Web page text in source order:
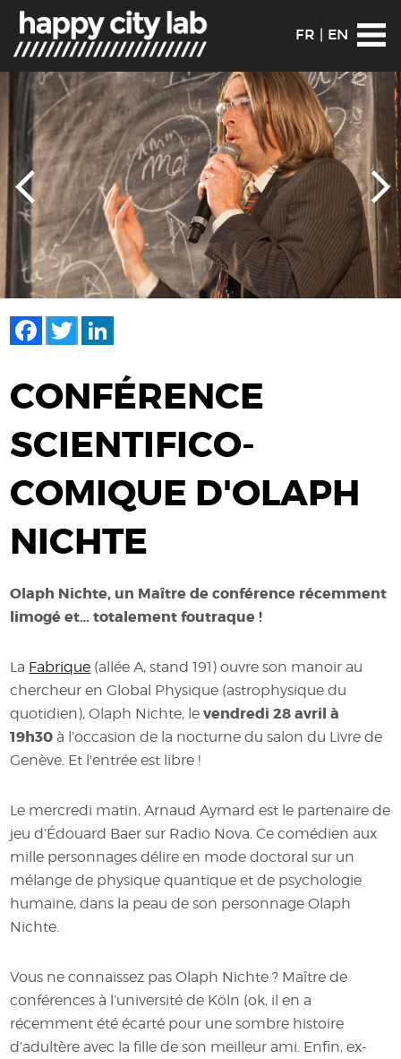
FR | EN
Facebook
Twitter
CONFÉRENCE
SCIENTIFICO-
COMIQUE D'OLAPH
NICHTE
Olaph Nichte, un Maître de conférence récemment
limogé et… totalement foutraque !
La Fabrique (allée A, stand 191) ouvre son manoir au
chercheur en Global Physique (astrophysique du
quotidien), Olaph Nichte, levendredi 28 avril à
19h30à l’occasion de la nocturne du salon du Livre de
Genève. Et l'entrée est libre !
Le mercredi matin, Arnaud Aymard est le partenaire de
jeu d’Édouard Baer sur Radio Nova. Ce comédien aux
mille personnages délire en mode doctoral sur un
mélange de physique quantique et de psychologie
humaine, dans la peau de son personnage Olaph
Nichte.
Vous ne connaissez pas Olaph Nichte ? Maître de
conférences à l’université de Köln (ok, il en a
récemment été écarté pour une sombre histoire
d’adultère avec la fille de son meilleur ami. Enfin, ex-